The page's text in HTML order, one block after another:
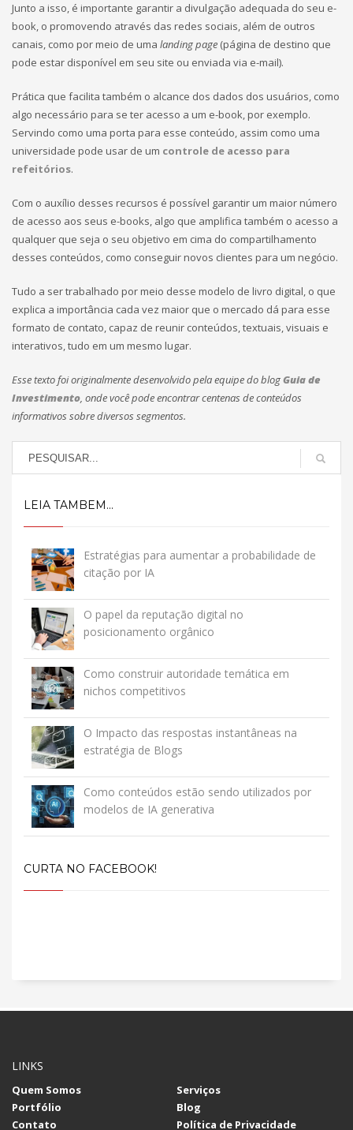
Junto a isso, é importante garantir a divulgação adequada do seu e-
book, o promovendo através das redes sociais, além de outros
canais, como por meio de uma landing page (página de destino que
pode estar disponível em seu site ou enviada via e-mail).
Prática que facilita também o alcance dos dados dos usuários, como
algo necessário para se ter acesso a um e-book, por exemplo.
Servindo como uma porta para esse conteúdo, assim como uma
universidade pode usar de um controle de acesso para
refeitórios.
Com o auxílio desses recursos é possível garantir um maior número
de acesso aos seus e-books, algo que amplifica também o acesso a
qualquer que seja o seu objetivo em cima do compartilhamento
desses conteúdos, como conseguir novos clientes para um negócio.
Tudo a ser trabalhado por meio desse modelo de livro digital, o que
explica a importância cada vez maior que o mercado dá para esse
formato de contato, capaz de reunir conteúdos, textuais, visuais e
interativos, tudo em um mesmo lugar.
Esse texto foi originalmente desenvolvido pela equipe do blogGuia de
Investimento, onde você pode encontrar centenas de conteúdos
informativos sobre diversos segmentos.
LEIA TAMBEM...
Estratégias para aumentar a probabilidade de
citação por IA
O papel da reputação digital no
posicionamento orgânico
Como construir autoridade temática em
nichos competitivos
O Impacto das respostas instantâneas na
estratégia de Blogs
Como conteúdos estão sendo utilizados por
modelos de IA generativa
CURTA NO FACEBOOK!
LINKS
Quem Somos
Serviços
Portfólio
Blog
Contato
Política de Privacidade